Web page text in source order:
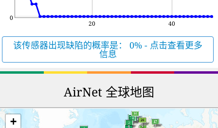
0
20 40
该传感器出现缺陷的概率是： 0% - 点击查看更多
信息
AirNet 全球地图
+